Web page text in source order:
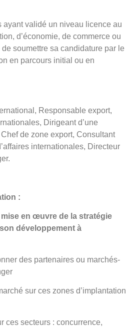
validé un niveau licence au
d’économie, de commerce ou
soumettre sa candidature par le
en parcours initial ou en
Responsable export,
Dirigeant d’une
de zone export, Consultant
internationales, Directeur
:
mise en œuvre de la stratégie
développement à
des partenaires ou marchés-
sur ces zones d’implantation
ces secteurs : concurrence,